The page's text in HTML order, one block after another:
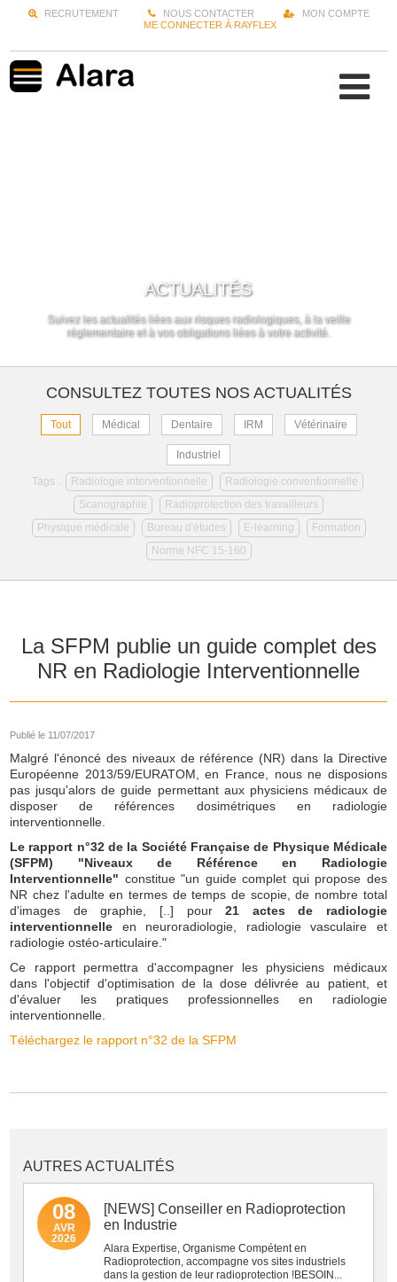
RECRUTEMENT NOUS CONTACTER
MON COMPTE
ME CONNECTER À RAYFLEX
ACTUALITÉS
Suivez les actualités liées aux risques radiologiques, à la veille
réglementaire et à vos obligations liées à votre activité.
CONSULTEZ TOUTES NOS ACTUALITÉS
Tout Médical Dentaire IRM Vétérinaire
Industriel
Tags : Radiologie interventionnelle
Radiologie conventionnelle
Scanographie
Radioprotection des travailleurs
Physique médicale
Bureau d'études E-learning
Formation
Norme NFC 15-160
La SFPM publie un guide complet des
NR en Radiologie Interventionnelle
Publié le 11/07/2017
Malgré l'énoncé des niveaux de référence (NR) dans la Directive
Européenne 2013/59/EURATOM, en France, nous ne disposions
pas jusqu'alors de guide permettant aux physiciens médicaux de
disposer de références dosimétriques en radiologie
interventionnelle.
Le rapport n°32 de la Société Française de Physique Médicale
(SFPM) "Niveaux de Référence en Radiologie
Interventionnelle" constitue "un guide complet qui propose des
NR chez l'adulte en termes de temps de scopie, de nombre total
d'images de graphie, [..] pour21 actes de radiologie
interventionnelle en neuroradiologie, radiologie vasculaire et
radiologie ostéo-articulaire."
Ce rapport permettra d'accompagner les physiciens médicaux
dans l'objectif d'optimisation de la dose délivrée au patient, et
d'évaluer les pratiques professionnelles en radiologie
interventionnelle.
Téléchargez le rapport n°32 de la SFPM
AUTRES ACTUALITÉS
08
AVR
2026
[NEWS] Conseiller en Radioprotection
en Industrie
Alara Expertise, Organisme Compétent en
Radioprotection, accompagne vos sites industriels
dans la gestion de leur radioprotection !BESOIN...